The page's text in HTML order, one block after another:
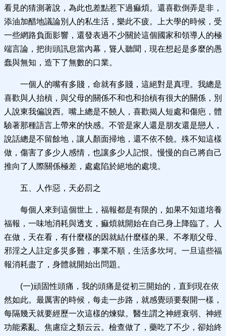
看見的猜測著說，為此也差點惹下過痲煩。還喜歡倒弄是非，
添油加醋地議論別人的私生活，樂此不疲。上大學的時候，受
一些網路負面影響，還發表過不少關於這個國家和領導人的極
端言論，把街頭訊息當內幕，聳人聽聞，現在想起是多麼的愚
蠢與無知，造下了無數的口業。
一個人的嘴有多賤，命就有多賤，這絕對是真理。我總是
喜歡與人抬槓，與父母的關係不和也和抬槓有很大的關係，別
人說東我偏說西。嘴上總是不饒人，喜歡揭人短處和傷疤，體
驗著那種語言上帶來的快感。不管是家人還是朋友還是戀人，
說話總是不留餘地，讓人顏面掃地，還不依不饒。殊不知這樣
做，傷害了多少人感情，也讓多少人記恨。慢慢的自己將自己
推向了人際關係極差，處處陷於絕地的處境。
五、人作惡，天必罰之
每個人來到這個世上，福報都是有限的，如果不知道培養
福報，一味地消耗與透支，痲煩就開始在自己身上降臨了。人
在做，天在看，有什麼樣的因就結什麼樣的果。不孝順父母、
邪淫之人註定多災多難，事業不順，生活多坎坷。一旦這些福
報消耗盡了，身體就開始出問題。
(一)頑固性頭痛，我的頭痛是從初三開始的，直到現在依
然如此。最厲害的時候，每走一步路，就感覺頭要裂開一樣，
每隔幾天就要經歷一次這樣的煉獄。醫生謂之神經衰弱、神經
功能紊亂、焦慮症之類云云。檢查做了，藥吃了不少，卻始終